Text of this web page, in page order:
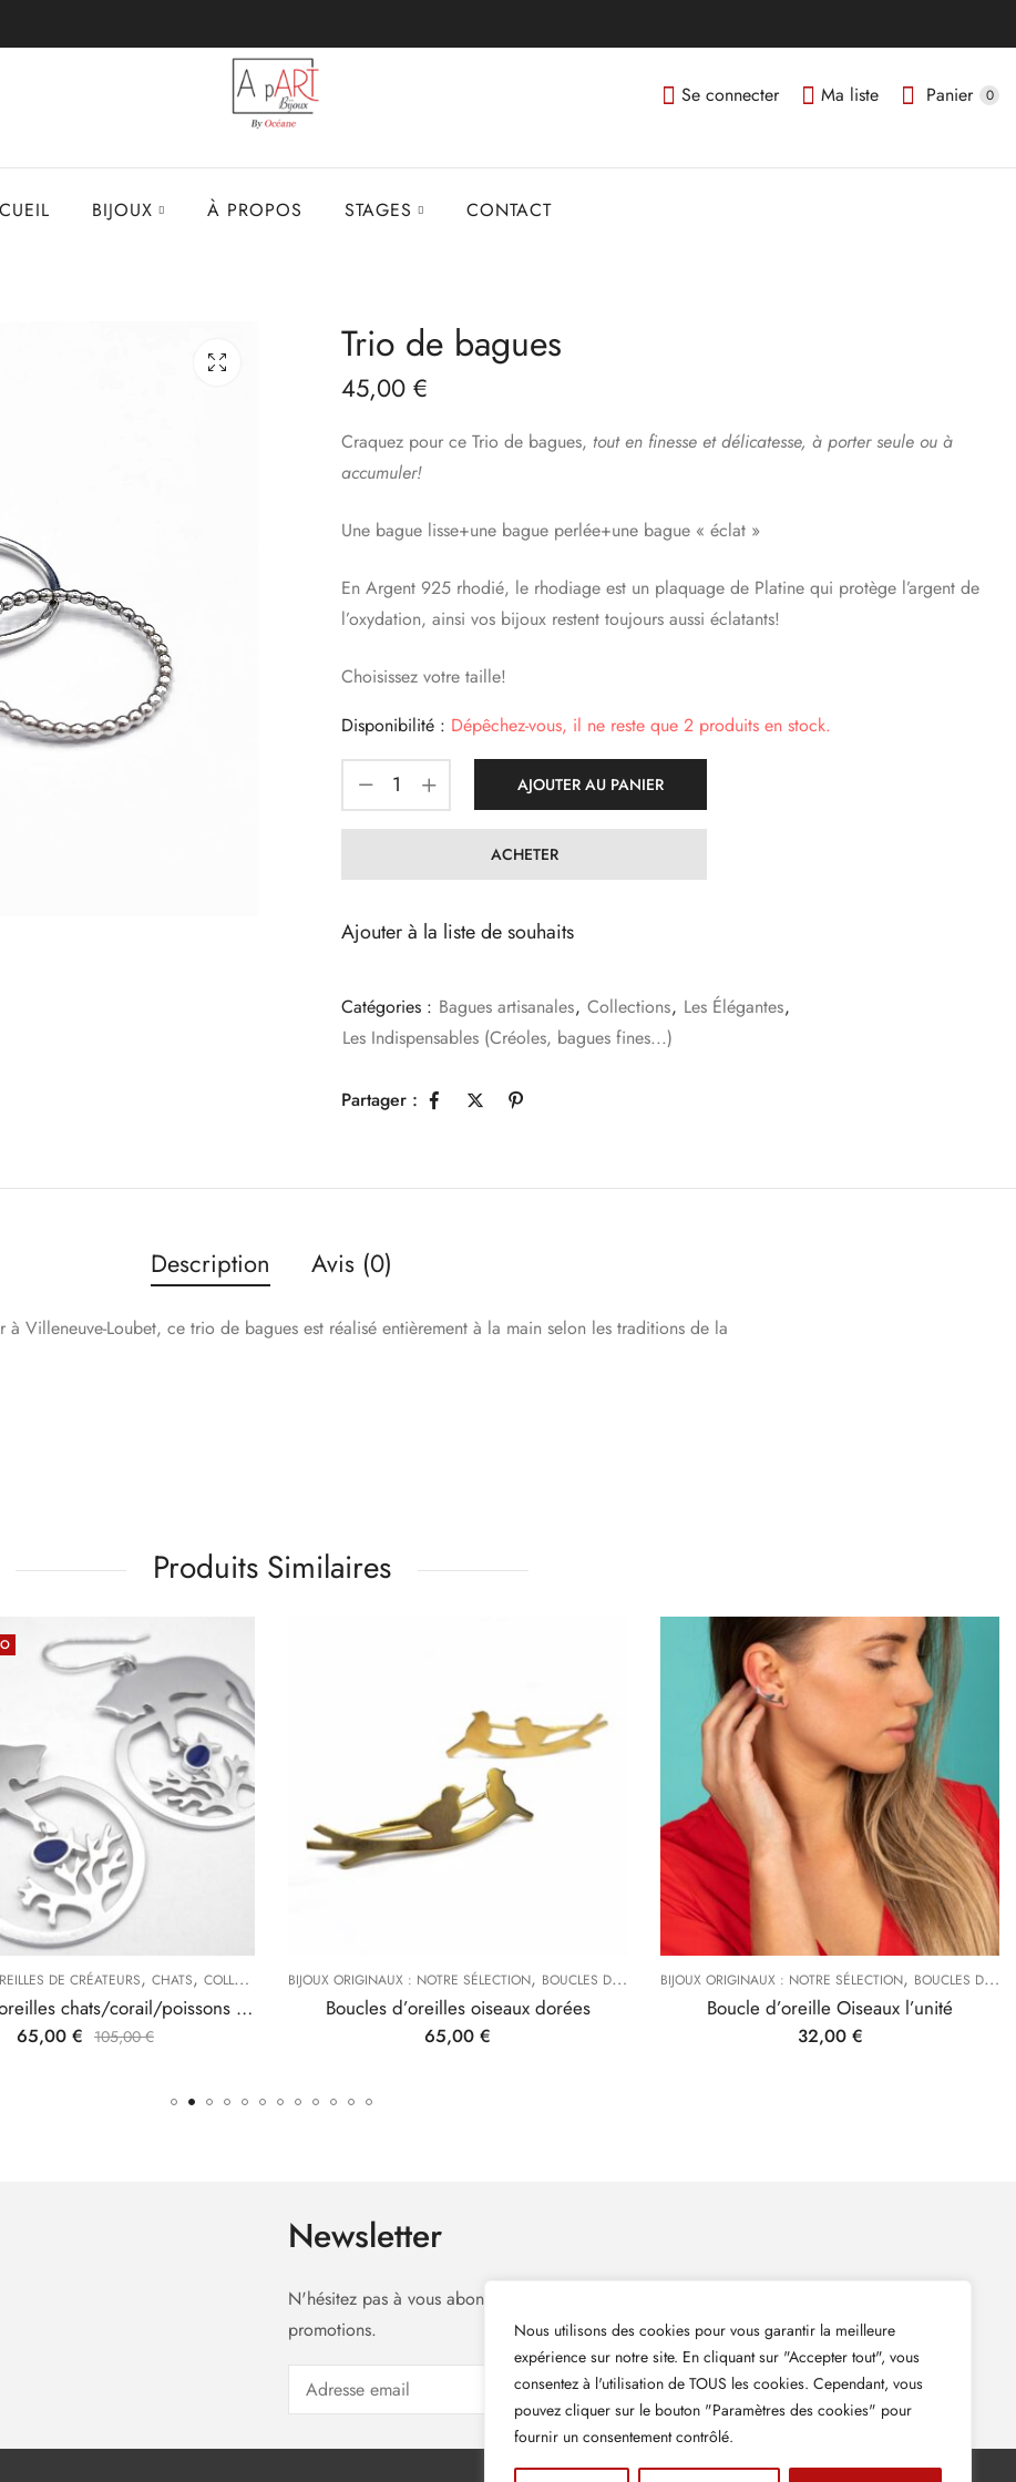
Nous utilisons des cookies pour vous garantir la meilleure
expérience sur notre site. En cliquant sur "Accepter tout", vous
consentez à l'utilisation de TOUS les cookies. Cependant, vous
pouvez cliquer sur le bouton "Paramètres des cookies" pour
fournir un consentement contrôlé.
Se connecter Ma liste Panier 0
BIJOUX À PROPOS STAGES CONTACT
Trio de bagues
45,00 €
Craquez pour ce Trio de bagues, tout en finesse et délicatesse, à porter seule ou à
accumuler!
Une bague lisse+une bague perlée+une bague « éclat »
En Argent 925 rhodié, le rhodiage est un plaquage de Platine qui protège l’argent de
l’oxydation, ainsi vos bijoux restent toujours aussi éclatants!
Choisissez votre taille!
Disponibilité : Dépêchez-vous, il ne reste que 2 produits en stock.
AJOUTER AU PANIER
ACHETER
Ajouter à la liste de souhaits
Catégories : Bagues artisanales, Collections, Les Élégantes,
Les Indispensables (Créoles, bagues fines...)
Partager :
Description Avis (0)
à Villeneuve-Loubet, ce trio de bagues est réalisé entièrement à la main selon les traditions de la
Produits Similaires
,TYPES DE BIJOUX
DE CRÉATEURS, CHATS, COLLECTIONS
Boucles d’oreilles chats/corail/poissons bleus
65,00 € 105,00€
BIJOUX ORIGINAUX : NOTRE SÉLECTION, BOUCLES D'OREILLES DE CRÉATEURS , COLLECTIONS,LES OISEAUX
Boucles d’oreilles oiseaux dorées
65,00 €
BIJOUX ORIGINAUX : NOTRE SÉLECTION, BOUCLES D'OREILLES DE CRÉATEURS
Boucle d’oreille Oiseaux l’unité
32,00 €
Newsletter
N'hésitez pas à vous abonner à ma newsletter pour suivre mes dernières actualités et
promotions.